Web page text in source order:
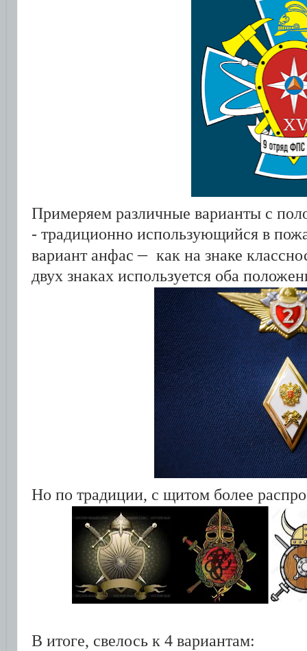
Примеряем различные варианты с
- традиционно использующийся в
вариант анфас– как на знаке
двух знаках используется оба
Но по традиции, с щитом более
В итоге, свелось к 4 вариантам: